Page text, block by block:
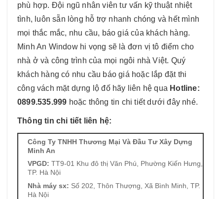
phù hợp. Đội ngũ nhân viên tư vấn kỹ thuật nhiệt
tình, luôn sẵn lòng hỗ trợ nhanh chóng và hết mình
mọi thắc mắc, nhu cầu, báo giá của khách hàng.
Minh An Window hi vọng sẽ là đơn vị tô điểm cho
nhà ở và công trình của mọi ngôi nhà Việt. Quý
khách hàng có nhu cầu báo giá hoặc lắp đặt thi
công vách mặt dựng lộ đố hãy liên hệ qua Hotline:
0899.535.999 hoặc thông tin chi tiết dưới đây nhé.
Thông tin chi tiết liên hệ:
Công Ty TNHH Thương Mại Và Đầu Tư Xây Dựng
Minh An
VPGD: TT9-01 Khu đô thị Văn Phú, Phường Kiến Hưng,
TP. Hà Nội
Nhà máy sx: Số 202, Thôn Thượng, Xã Bình Minh, TP.
Hà Nội